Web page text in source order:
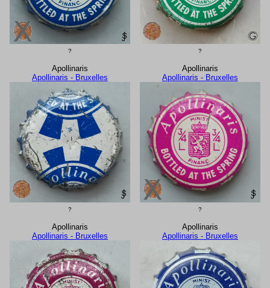
? ?
Apollinaris
Apollinaris - Bruxelles
?
Apollinaris
Apollinaris - Bruxelles
?
Apollinaris
Apollinaris - Bruxelles
Apollinaris
Apollinaris - Bruxelles